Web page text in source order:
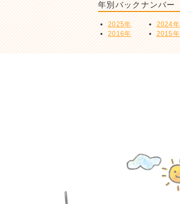
年別バックナンバー
2025年 2024年
2016年
2015年